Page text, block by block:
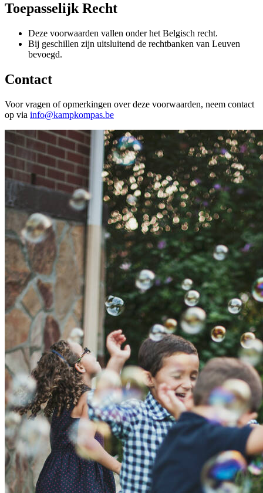
Toepasselijk Recht
Deze voorwaarden vallen onder het Belgisch recht.
Bij geschillen zijn uitsluitend de rechtbanken van Leuven
bevoegd.
Contact
Voor vragen of opmerkingen over deze voorwaarden, neem contact
op via info@kampkompas.be